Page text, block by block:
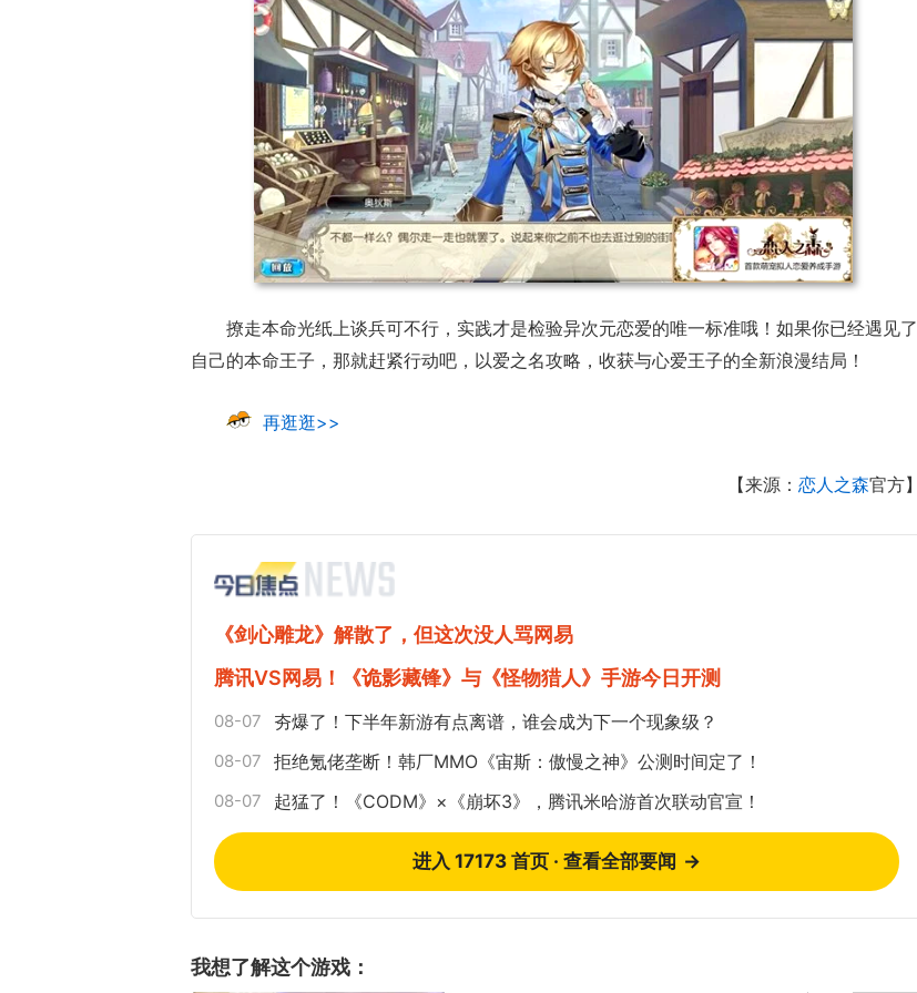
撩走本命光纸上谈兵可不行，实践才是检验异次元恋爱的唯一标准哦！如果你已经遇见了
自己的本命王子，那就赶紧行动吧，以爱之名攻略，收获与心爱王子的全新浪漫结局！
再逛逛>>
【来源： 恋人之森官方】
《剑心雕龙》解散了，但这次没人骂网易
腾讯VS网易！《诡影藏锋》与《怪物猎人》手游今日开测
08-07 夯爆了！下半年新游有点离谱，谁会成为下一个现象级？
08-07 拒绝氪佬垄断！韩厂MMO《宙斯：傲慢之神》公测时间定了！
08-07 起猛了！《CODM》×《崩坏3》，腾讯米哈游首次联动官宣！
进入 17173 首页 · 查看全部要闻 →
我想了解这个游戏：